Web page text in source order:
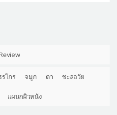
ไกร จมูก ตา ชะลอวัย
แผนกผิวหนัง